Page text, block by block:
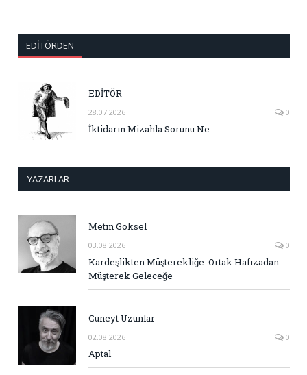
EDITÖRDEN
EDİTÖR
28.07.2026 0
İktidarın Mizahla Sorunu Ne
YAZARLAR
Metin Göksel
03.08.2026 0
Kardeşlikten Müşterekliğe: Ortak Hafızadan
Müşterek Geleceğe
Cüneyt Uzunlar
02.08.2026 0
Aptal